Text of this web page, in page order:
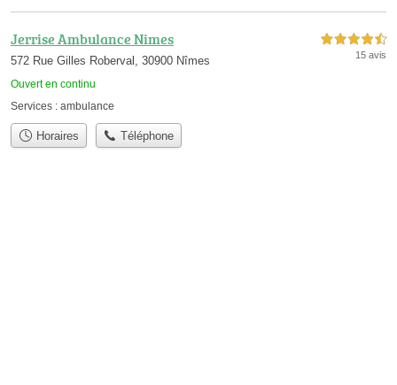
Jerrise Ambulance Nimes
572 Rue Gilles Roberval, 30900 Nîmes
Ouvert en continu
4,5 étoiles sur 5
15 avis
Services : ambulance
Horaires Téléphone